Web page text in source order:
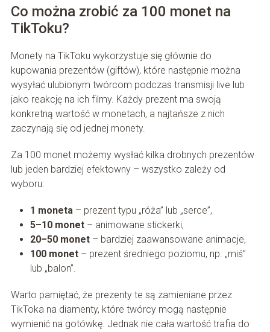
Co można zrobić za 100 monet na
TikToku?
Monety na TikToku wykorzystuje się głównie do
kupowania prezentów (giftów), które następnie można
wysyłać ulubionym twórcom podczas transmisji live lub
jako reakcję na ich filmy. Każdy prezent ma swoją
konkretną wartość w monetach, a najtańsze z nich
zaczynają się od jednej monety.
Za 100 monet możemy wysłać kilka drobnych prezentów
lub jeden bardziej efektowny – wszystko zależy od
wyboru:
1 moneta– prezent typu „róża” lub „serce”,
5–10 monet– animowane stickerki,
20–50 monet– bardziej zaawansowane animacje,
100 monet– prezent średniego poziomu, np. „miś”
lub „balon”.
Warto pamiętać, że prezenty te są zamieniane przez
TikToka na diamenty, które twórcy mogą następnie
wymienić na gotówkę. Jednak nie cała wartość trafia do